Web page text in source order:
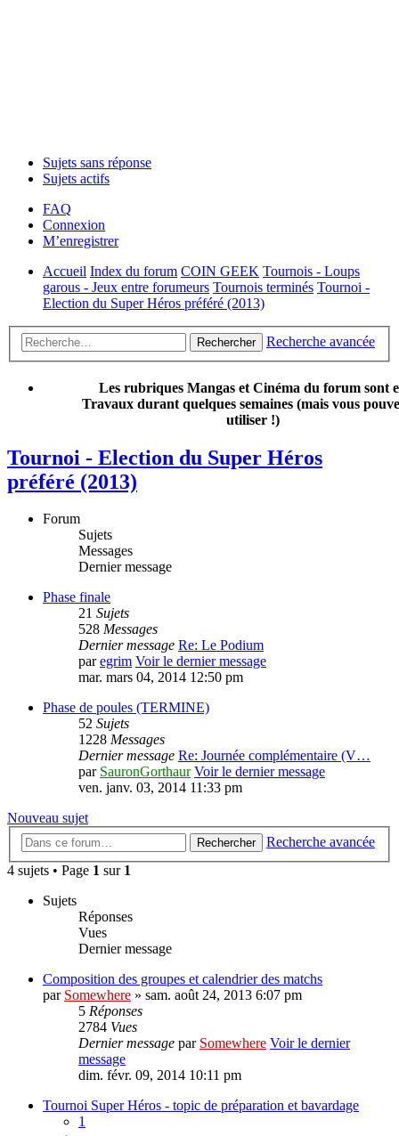
Sujets sans réponse
Sujets actifs
FAQ
Connexion
M’enregistrer
Accueil Index du forum COIN GEEK Tournois - Loups
garous - Jeux entre forumeurs Tournois terminés Tournoi -
Election du Super Héros préféré (2013)
Rechercher Recherche avancée
Les rubriques Mangas et Cinéma du forum sont
Travaux durant quelques semaines (mais vous
utiliser !)
Tournoi - Election du Super Héros
préféré (2013)
Forum
Sujets
Messages
Dernier message
Phase finale
21 Sujets
528 Messages
Dernier message Re: Le Podium
paregrim Voir le dernier message
mar. mars 04, 2014 12:50 pm
Phase de poules (TERMINE)
52 Sujets
1228 Messages
Dernier message Re: Journée complémentaire (V…
par SauronGorthaur Voir le dernier message
ven. janv. 03, 2014 11:33 pm
Nouveau sujet
Rechercher
Recherche avancée
4 sujets • Page 1 sur 1
Sujets
Réponses
Vues
Dernier message
Composition des groupes et calendrier des matchs
par Somewhere » sam. août 24, 2013 6:07 pm
5 Réponses
2784 Vues
Dernier message par Somewhere Voir le dernier
message
dim. févr. 09, 2014 10:11 pm
Tournoi Super Héros - topic de préparation et bavardage
1